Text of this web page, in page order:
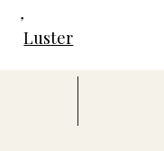
,
Luster